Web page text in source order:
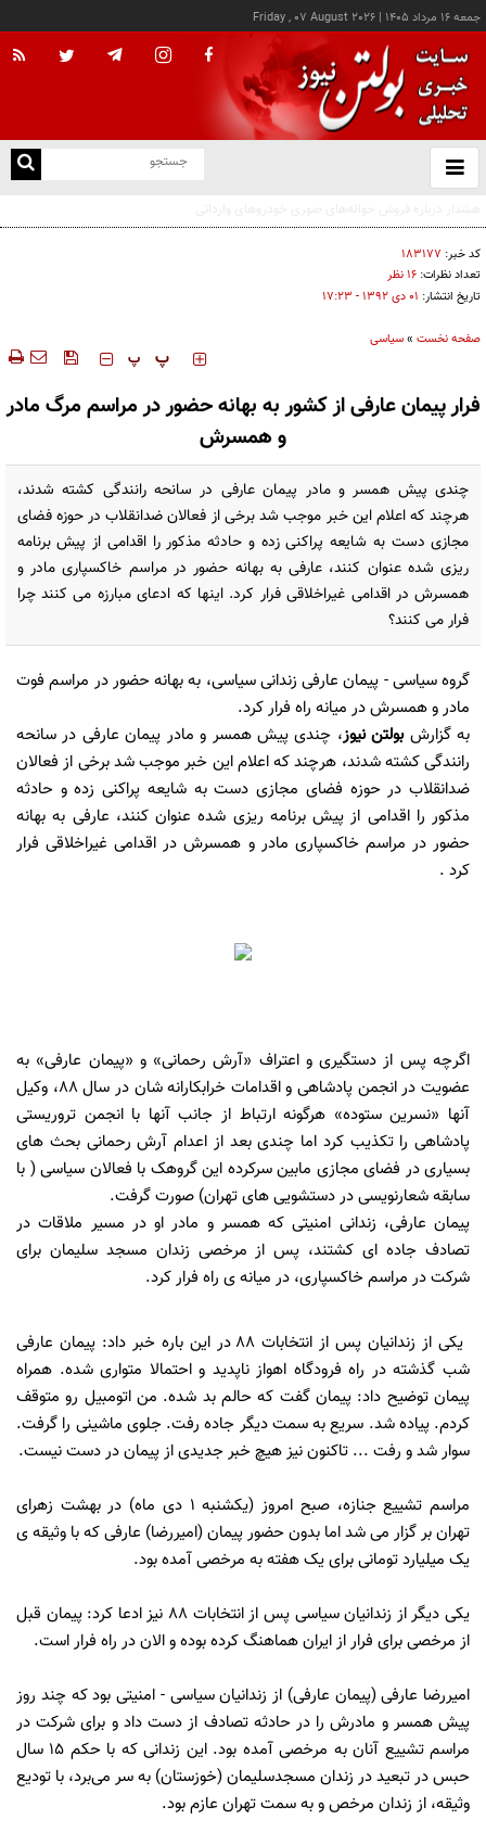
جمعه ۱۶ مرداد ۱۴۰۵ |
Friday , 07 August 2026
باز
و
کد خبر: ۱۸۳۱۷۷
تعداد نظرات: ۱۶ نظر
تاریخ انتشار: ۰۱ دی ۱۳۹۲ - ۱۷:۲۳
صفحه نخست »سیاسی
‍‍‍ پ پ
فرار پیمان عارفی از کشور به بهانه حضور در مراسم مرگ مادر
و همسرش
چندی پیش همسر و مادر پیمان عارفی در سانحه رانندگی کشته شدند،
هرچند که اعلام این خبر موجب شد برخی از فعالان ضدانقلاب در حوزه فضای
مجازی دست به شایعه پراکنی زده و حادثه مذکور را اقدامی از پیش برنامه
ریزی شده عنوان کنند، عارفی به بهانه حضور در مراسم خاکسپاری مادر و
همسرش در اقدامی غیراخلاقی فرار کرد. اینها که ادعای مبارزه می کنند چرا
فرار می کنند؟
گروه سیاسی- پیمان عارفی زندانی سیاسی، به بهانه حضور در مراسم فوت
مادر و همسرش در میانه راه فرار کرد.
به گزارشبولتن نیوز، چندی پیش همسر و مادر پیمان عارفی در سانحه
رانندگی کشته شدند، هرچند که اعلام این خبر موجب شد برخی از فعالان
ضدانقلاب در حوزه فضای مجازی دست به شایعه پراکنی زده و حادثه
مذکور را اقدامی از پیش برنامه ریزی شده عنوان کنند، عارفی به بهانه
حضور در مراسم خاکسپاری مادر و همسرش در اقدامی غیراخلاقی فرار
کرد .
اگرچه پس از دستگیری و اعتراف «آرش رحمانی» و «پیمان عارفی» به
عضویت در انجمن پادشاهی و اقدامات خرابکارانه شان در سال 88، وکیل
آنها «نسرین ستوده» هرگونه ارتباط از جانب آنها با انجمن تروریستی
پادشاهی را تکذیب کرد اما چندی بعد از اعدام آرش رحمانی بحث های
بسیاری در فضای مجازی مابین سرکرده این گروهک با فعالان سیاسی ( با
سابقه شعارنویسی در دستشویی های تهران) صورت گرفت.
پیمان عارفی، زندانی امنیتی که همسر و مادر او در مسیر ملاقات در
تصادف جاده ای کشتند، پس از مرخصی زندان مسجد سلیمان برای
شرکت در مراسم خاکسپاری، در میانه ی راه فرار کرد.
یکی از زندانیان پس از انتخابات 88 در این باره خبر داد: پیمان عارفی
شب گذشته در راه فرودگاه اهواز ناپدید و احتمالا متواری شده. همراه
پیمان توضیح داد: پیمان گفت که حالم بد شده. من اتومبیل رو متوقف
کردم. پیاده شد. سریع به سمت دیگر جاده رفت. جلوی ماشینی را گرفت.
سوار شد و رفت ... تاکنون نیز هیچ خبر جدیدی از پیمان در دست نیست.
مراسم تشییع جنازه، صبح امروز (یکشنبه 1 دی ماه) در بهشت زهرای
تهران بر گزار می شد اما بدون حضور پیمان (امیررضا) عارفی که با وثیقه ی
یک میلیارد تومانی برای یک هفته به مرخصی آمده بود.
یکی دیگر از زندانیان سیاسی پس از انتخابات 88 نیز ادعا کرد: پیمان قبل
از مرخصی برای فرار از ایران هماهنگ کرده بوده و الان در راه فرار است.
امیررضا عارفی (پیمان عارفی) از زندانیان سیاسی - امنیتی بود که چند روز
پیش همسر و مادرش را در حادثه تصادف از دست داد و برای شرکت در
مراسم تشییع آنان به مرخصی آمده بود. این زندانی که با حکم ۱۵ سال
حبس در تبعید در زندان مسجدسلیمان (خوزستان) به سر می‌برد، با تودیع
وثیقه، از زندان مرخص و به سمت تهران عازم بود.